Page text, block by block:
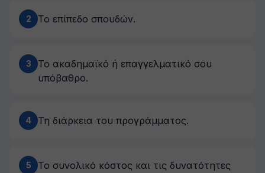
2 Το επίπεδο σπουδών.
3
Το ακαδημαϊκό ή επαγγελματικό σου
υπόβαθρο.
4 Τη διάρκεια του προγράμματος.
5
Το συνολικό κόστος και τις δυνατότητες